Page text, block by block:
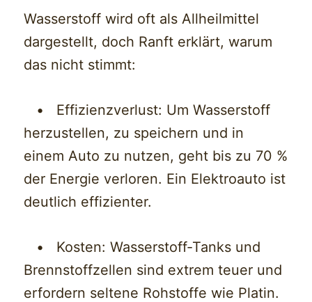
Wasserstoff wird oft als Allheilmittel
dargestellt, doch Ranft erklärt, warum
das nicht stimmt:
• Effizienzverlust: Um Wasserstoff
herzustellen, zu speichern und in
einem Auto zu nutzen, geht bis zu 70 %
der Energie verloren. Ein Elektroauto ist
deutlich effizienter.
• Kosten: Wasserstoff-Tanks und
Brennstoffzellen sind extrem teuer und
erfordern seltene Rohstoffe wie Platin.